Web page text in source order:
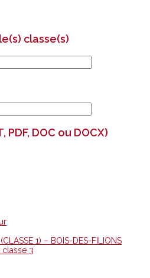
classe(s)
DOC ou DOCX)
1) – BOIS-DES-FILIONS
3